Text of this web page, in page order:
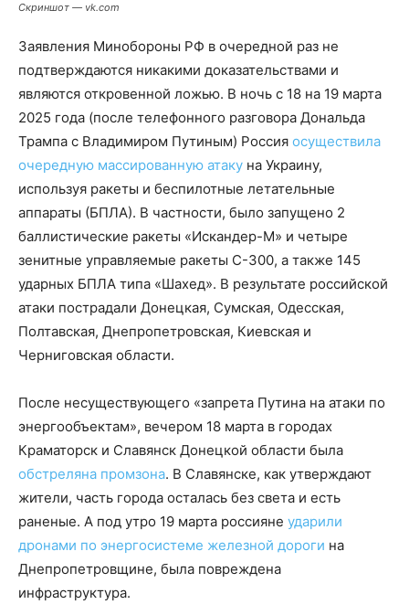
Скриншот — vk.com
Заявления Минобороны РФ в очередной раз не
подтверждаются никакими доказательствами и
являются откровенной ложью. В ночь с 18 на 19 марта
2025 года (после телефонного разговора Дональда
Трампа с Владимиром Путиным) Россия осуществила
очередную массированную атаку на Украину,
используя ракеты и беспилотные летательные
аппараты (БПЛА). В частности, было запущено 2
баллистические ракеты «Искандер-М» и четыре
зенитные управляемые ракеты С-300, а также 145
ударных БПЛА типа «Шахед». В результате российской
атаки пострадали Донецкая, Сумская, Одесская,
Полтавская, Днепропетровская, Киевская и
Черниговская области.
После несуществующего «запрета Путина на атаки по
энергообъектам», вечером 18 марта в городах
Краматорск и Славянск Донецкой области была
обстреляна промзона. В Славянске, как утверждают
жители, часть города осталась без света и есть
раненые. А под утро 19 марта россияне ударили
дронами по энергосистеме железной дороги на
Днепропетровщине, была повреждена
инфраструктура.